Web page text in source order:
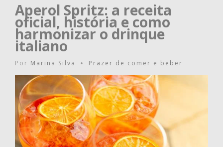
Aperol Spritz: a receita
oficial, história e como
harmonizar o drinque
italiano
Por Marina Silva • Prazer de comer e beber